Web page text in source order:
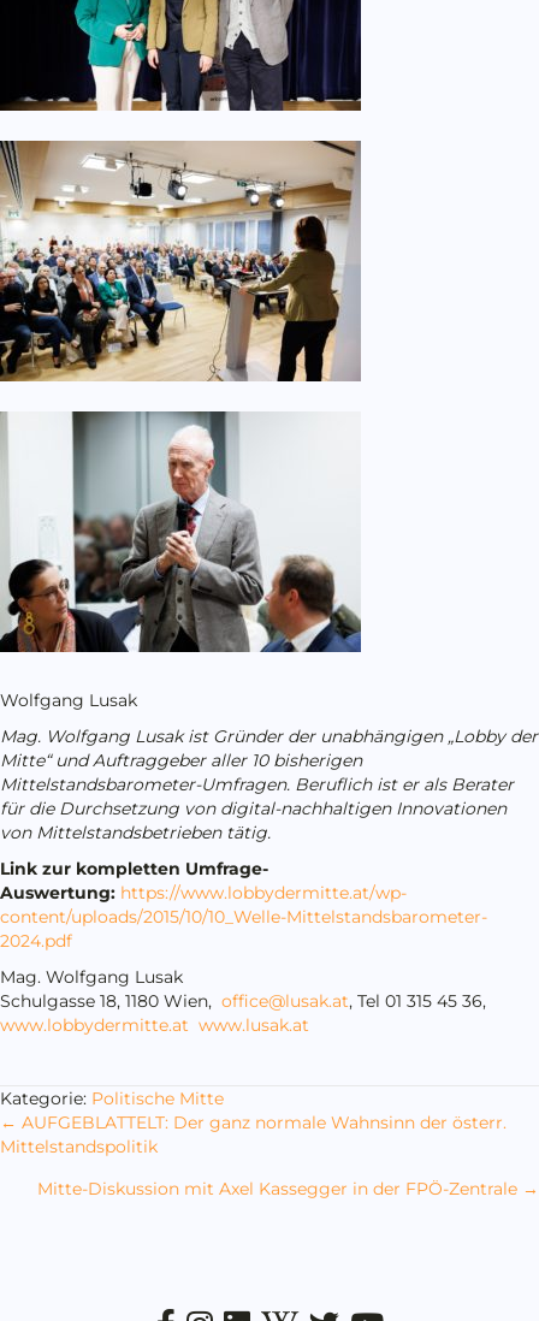
Wolfgang Lusak
Mag. Wolfgang Lusak ist Gründer der unabhängigen „Lobby der
Mitte“ und Auftraggeber aller 10 bisherigen
Mittelstandsbarometer-Umfragen. Beruflich ist er als Berater
für die Durchsetzung von digital-nachhaltigen Innovationen
von Mittelstandsbetrieben tätig.
Link zur kompletten Umfrage-
Auswertung: https://www.lobbydermitte.at/wp-
content/uploads/2015/10/10_Welle-Mittelstandsbarometer-
2024.pdf
Mag. Wolfgang Lusak
Schulgasse 18, 1180 Wien, office@lusak.at, Tel 01 315 45 36,
www.lobbydermitte.at www.lusak.at
Kategorie: Politische Mitte
Posts
navigation
← AUFGEBLATTELT: Der ganz normale Wahnsinn der österr.
Mittelstandspolitik
Mitte-Diskussion mit Axel Kassegger in der FPÖ-Zentrale →